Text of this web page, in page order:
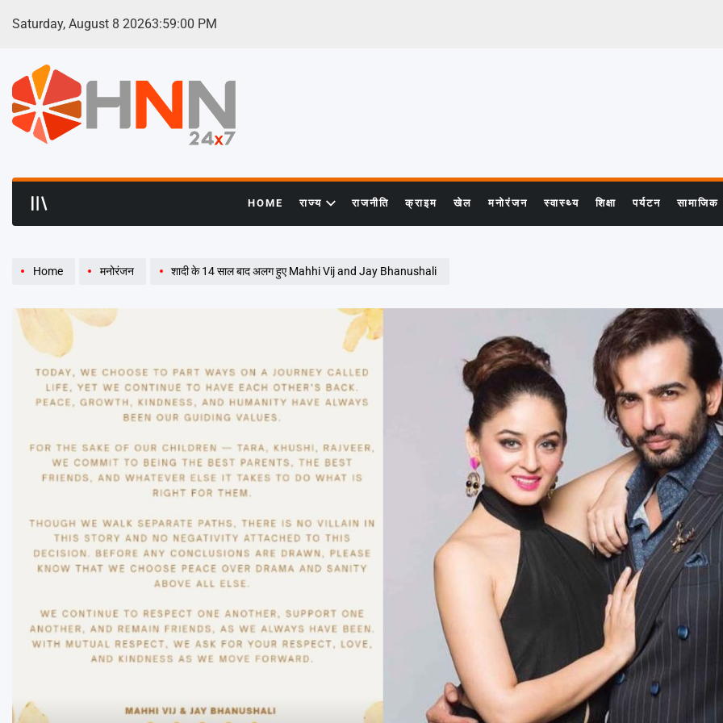
Saturday, August 8 20263:59:01 PM
HOME राज्य राजनीति क्राइम खेल मनोरंजन स्वास्थ्य शिक्षा पर्यटन सामाजिक
Home मनोरंजन शादी के 14 साल बाद अलग हुए Mahhi Vij and Jay Bhanushali